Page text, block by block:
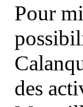
Pour
des